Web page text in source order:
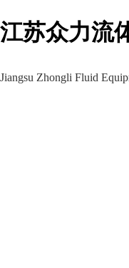
江苏众力流
Jiangsu Zhongli Fluid